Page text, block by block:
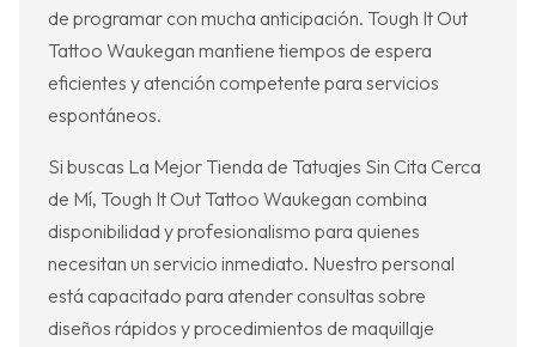
de programar con mucha anticipación. Tough It Out
Tattoo Waukegan mantiene tiempos de espera
eficientes y atención competente para servicios
espontáneos.
Si buscas La Mejor Tienda de Tatuajes Sin Cita Cerca
de Mí, Tough It Out Tattoo Waukegan combina
disponibilidad y profesionalismo para quienes
necesitan un servicio inmediato. Nuestro personal
está capacitado para atender consultas sobre
diseños rápidos y procedimientos de maquillaje